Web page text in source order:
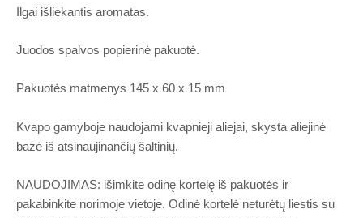
Ilgai išliekantis aromatas.
Juodos spalvos popierinė pakuotė.
Pakuotės matmenys 145 x 60 x 15 mm
Kvapo gamyboje naudojami kvapnieji aliejai, skysta aliejinė
bazė iš atsinaujinančių šaltinių.
NAUDOJIMAS: išimkite odinę kortelę iš pakuotės ir
pakabinkite norimoje vietoje. Odinė kortelė neturėtų liestis su